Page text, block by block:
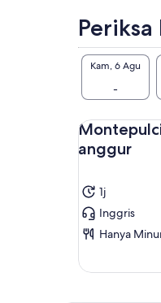
Kam, 6 Agu
-
anggur
1j
Inggris
Hanya